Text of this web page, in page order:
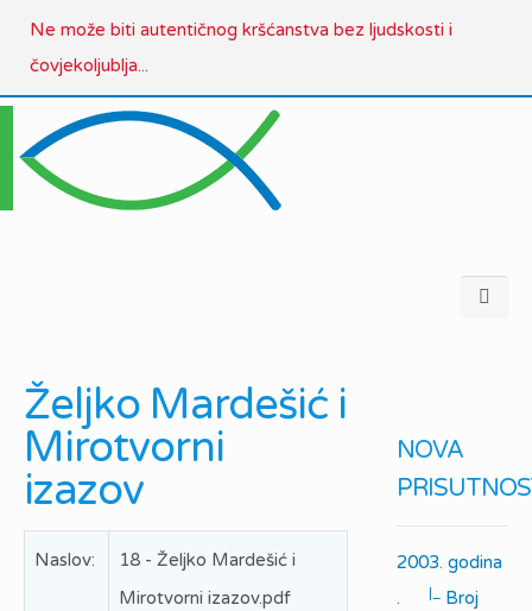
Ne može biti autentičnog kršćanstva bez ljudskosti i
čovjekoljublja...
Željko Mardešić i
Mirotvorni
izazov
Naslov:
18 - Željko Mardešić i
Mirotvorni izazov.pdf
NOVA
2003. godina
.
|_ Broj